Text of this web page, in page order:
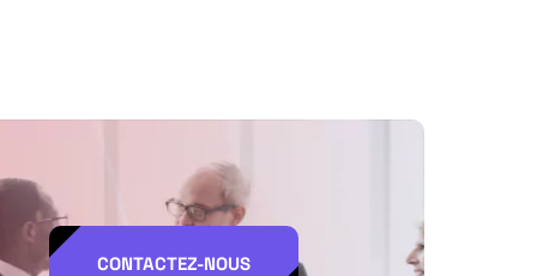
CONTACTEZ-NOUS